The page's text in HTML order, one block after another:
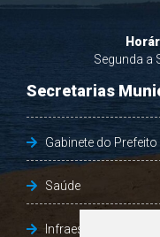
Segunda a
Secretarias
Gabinete do Prefeito
Saúde
Infraestrutura,